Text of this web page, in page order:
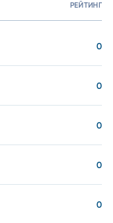
РЕЙТИНГ
0
0
0
0
0